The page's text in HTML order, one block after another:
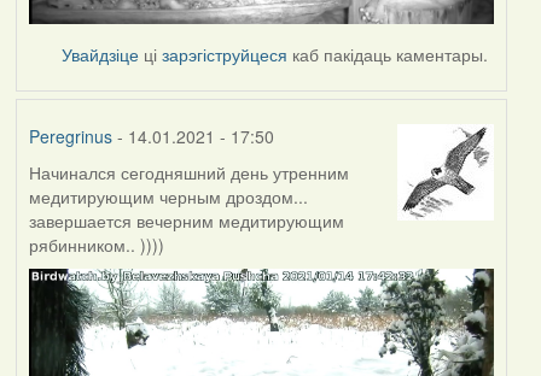
Увайдзіце цізарэгіструйцеся каб пакідаць каментары.
Peregrinus- 14.01.2021 - 17:50
Начинался сегодняшний день утренним
медитирующим черным дроздом...
завершается вечерним медитирующим
рябинником.. ))))